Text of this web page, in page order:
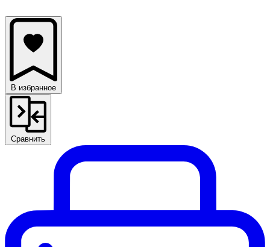
В избранное
Сравнить